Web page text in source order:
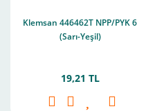
Klemsan 446462T NPP/PYK 6
(Sarı-Yeşil)
19,21 TL